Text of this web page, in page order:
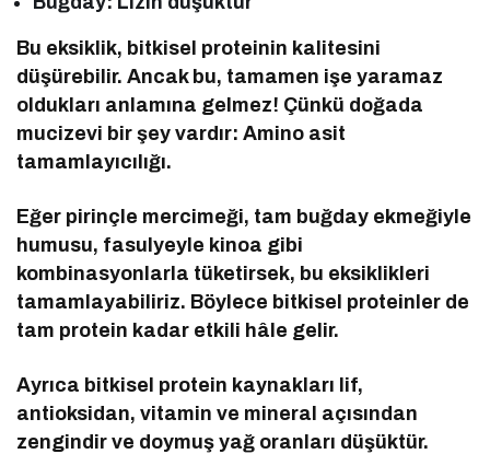
Bu eksiklik, bitkisel proteinin kalitesini
düşürebilir. Ancak bu, tamamen işe yaramaz
oldukları anlamına gelmez! Çünkü doğada
mucizevi bir şey vardır: Amino asit
tamamlayıcılığı.
Eğer pirinçle mercimeği, tam buğday ekmeğiyle
humusu, fasulyeyle kinoa gibi
kombinasyonlarla tüketirsek, bu eksiklikleri
tamamlayabiliriz. Böylece bitkisel proteinler de
tam protein kadar etkili hâle gelir.
Ayrıca bitkisel protein kaynakları lif,
antioksidan, vitamin ve mineral açısından
zengindir ve doymuş yağ oranları düşüktür.